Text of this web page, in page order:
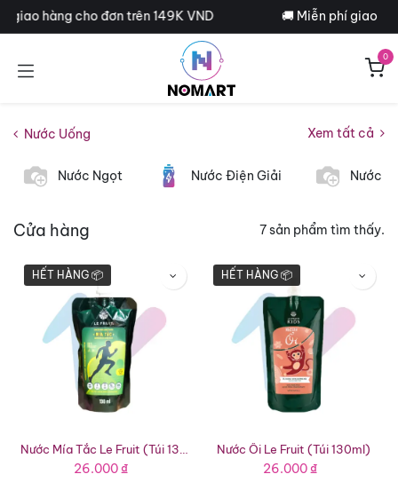
Bỏ qua để đến Nội dung
giao hàng cho đơn trên 149K VND 🚚 Miễn phí giao
0
Nước Uống Xem tất cả
Nước Ngọt Nước Điện Giải Nước
Cửa hàng 7 sản phẩm tìm thấy.
HẾT HÀNG 📦
26.000₫
HẾT HÀNG 📦
Nước Ổi Le Fruit (Túi 130ml)
26.000₫